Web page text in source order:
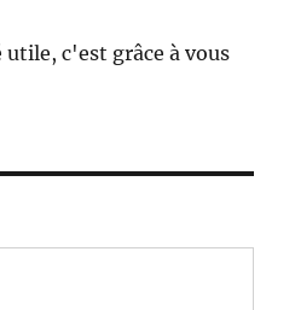
utile, c'est grâce à vous